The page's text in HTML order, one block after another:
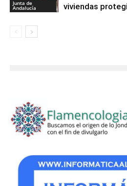
Junta de
Andalucía
viviendas